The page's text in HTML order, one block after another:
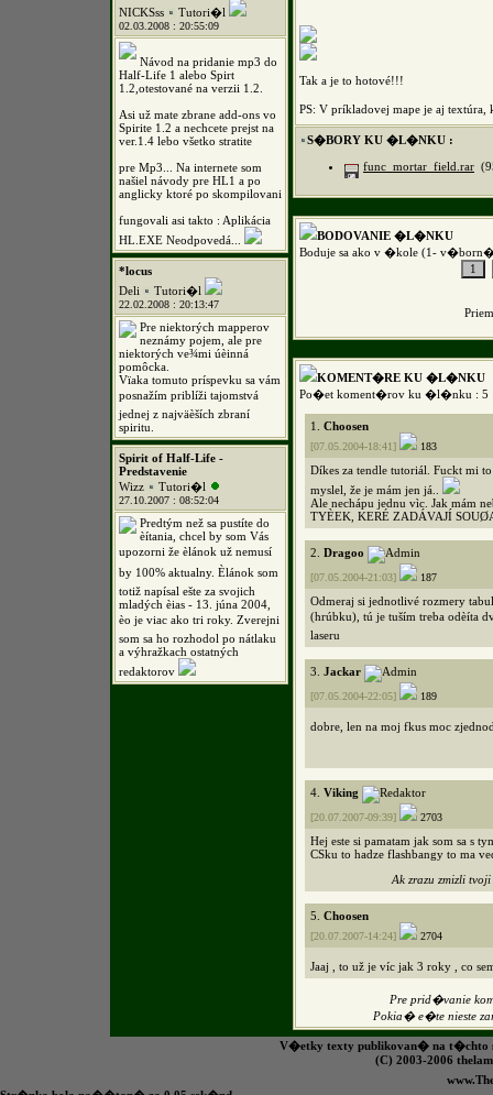
NICKSss
Tutori�l
02.03.2008 : 20:55:09
Návod na pridanie mp3 do
Half-Life 1 alebo Spirt
1.2,otestované na verzii 1.2.
Asi už mate zbrane add-ons vo
Spirite 1.2 a nechcete prejst na
ver.1.4 lebo všetko stratite
pre Mp3... Na internete som
našiel návody pre HL1 a po
anglicky ktoré po skompilovani
fungovali asi takto : Aplikácia
HL.EXE Neodpovedá...
*locus
Deli
Tutori�l
22.02.2008 : 20:13:47
Pre niektorých mapperov
neznámy pojem, ale pre
niektorých ve¾mi úèinná
pomôcka.
Vïaka tomuto príspevku sa vám
posnažím priblíži tajomstvá
jednej z najväèších zbraní
spiritu.
Spirit of Half-Life -
Predstavenie
Wizz
Tutori�l
27.10.2007 : 08:52:04
Predtým než sa pustíte do
èítania, chcel by som Vás
upozorni že èlánok už nemusí
by 100% aktualny. Èlánok som
totiž napísal ešte za svojich
mladých èias - 13. júna 2004,
èo je viac ako tri roky. Zverejni
som sa ho rozhodol po nátlaku
a výhražkach ostatných
redaktorov
Tak a je to hotové!!!
PS: V príkladovej mape je aj textúra,
S�BORY KU �L�NKU :
func_mortar_field.rar
BODOVANIE �L�NKU
Boduje sa ako v �kole (1-
KOMENT�RE KU �L�NKU
Po�et koment�rov ku �l�nku : 5
1. Choosen
[07.05.2004-18:41] 183
Díkes za tendle tutoriál. Fuckt mi
myslel, že je mám jen já..
Ale nechápu jednu vìc. Jak mám
TYÈEK, KERÉ ZADÁVAJÍ
2. Dragoo
[07.05.2004-21:03] 187
Odmeraj si jednotlivé rozmery
(hrúbku), tú je tuším treba odèíta
laseru
3. Jackar
[07.05.2004-22:05] 189
dobre, len na moj fkus moc
4. Viking
[20.07.2007-09:39] 2703
Hej este si pamatam jak som sa s
CSku to hadze flashbangy to ma
Ak zrazu zmizli
5. Choosen
[20.07.2007-14:24] 2704
Jaaj , to už je víc jak 3 roky , co
Pre prid�vanie
Pokia� e�te nieste
V�etky texty publikovan� na t�chto
(C) 2003-2006